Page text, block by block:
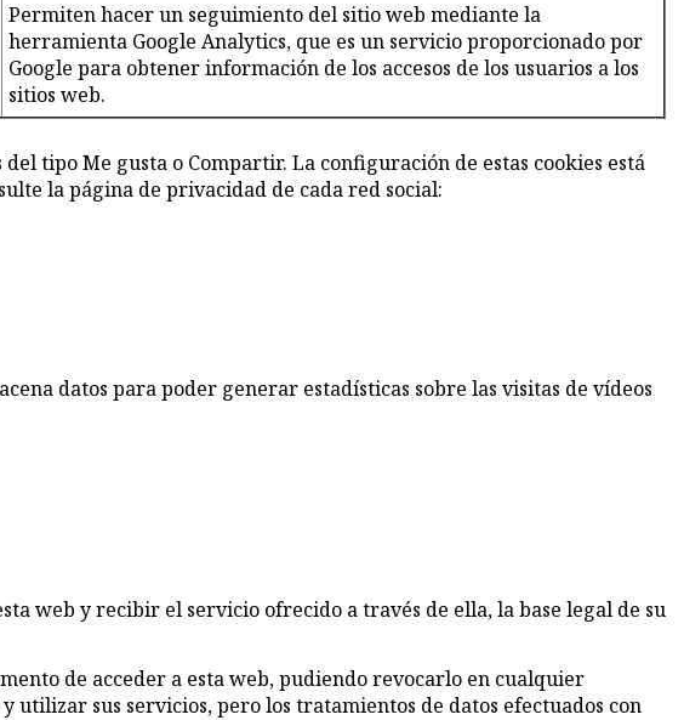
Permiten hacer un seguimiento del sitio web mediante la
herramienta Google Analytics, que es un servicio proporcionado por
Google para obtener información de los accesos de los usuarios a los
sitios web.
tipo Me gusta o Compartir. La configuración de estas cookies está
la página de privacidad de cada red social:
datos para poder generar estadísticas sobre las visitas de vídeos
web y recibir el servicio ofrecido a través de ella, la base legal de su
de acceder a esta web, pudiendo revocarlo en cualquier
sus servicios, pero los tratamientos de datos efectuados con